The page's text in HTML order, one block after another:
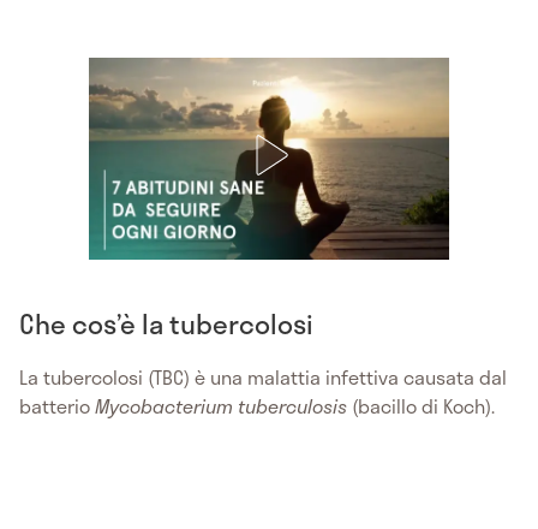
Che cos’è la tubercolosi
La tubercolosi (TBC) è una malattia infettiva causata dal
batterioMycobacterium tuberculosis (bacillo di Koch).